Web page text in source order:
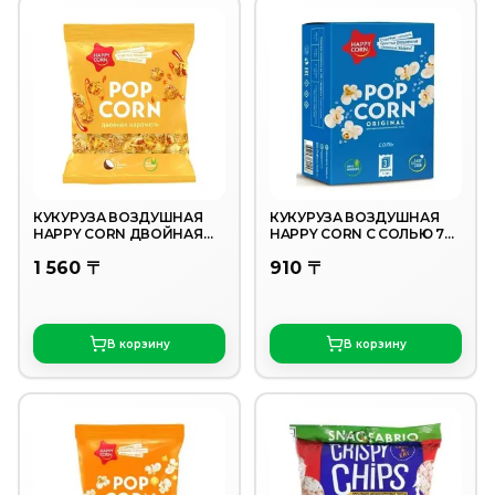
КУКУРУЗА ВОЗДУШНАЯ
HAPPY CORN ДВОЙНАЯ
1 560 〒
В корзину
КУКУРУЗА ВОЗДУШНАЯ
HAPPY CORN С СОЛЬЮ 70
910 〒
В корзину